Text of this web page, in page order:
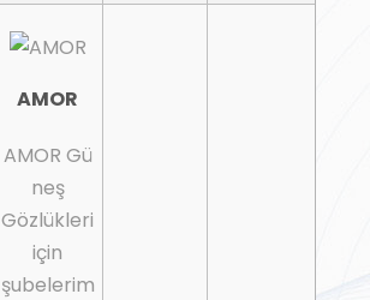
AMOR
AMOR Gü
neş
Gözlükleri
için
şubelerim